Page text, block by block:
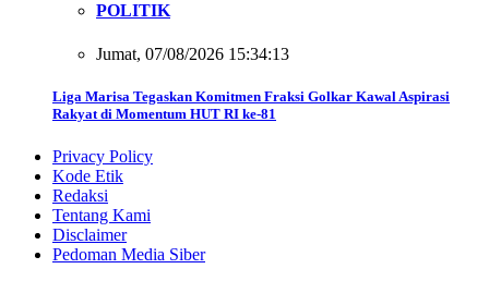
POLITIK
Jumat, 07/08/2026 15:34:13
Liga Marisa Tegaskan Komitmen Fraksi Golkar Kawal Aspirasi
Rakyat di Momentum HUT RI ke-81
Privacy Policy
Kode Etik
Redaksi
Tentang Kami
Disclaimer
Pedoman Media Siber